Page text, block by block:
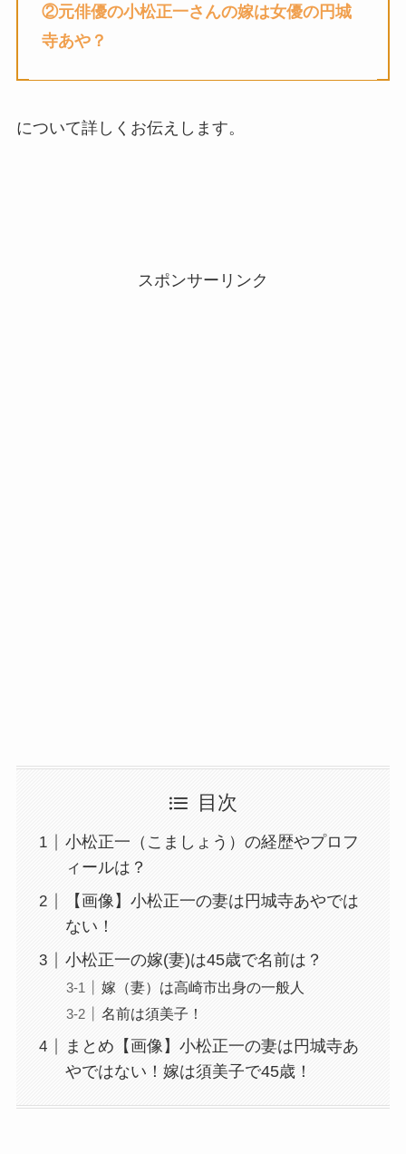
②元俳優の小松正一さんの嫁は女優の円城
寺あや？
について詳しくお伝えします。
スポンサーリンク
目次
小松正一（こましょう）の経歴やプロフ
ィールは？
【画像】小松正一の妻は円城寺あやでは
ない！
小松正一の嫁(妻)は45歳で名前は？
嫁（妻）は高崎市出身の一般人
名前は須美子！
まとめ【画像】小松正一の妻は円城寺あ
やではない！嫁は須美子で45歳！